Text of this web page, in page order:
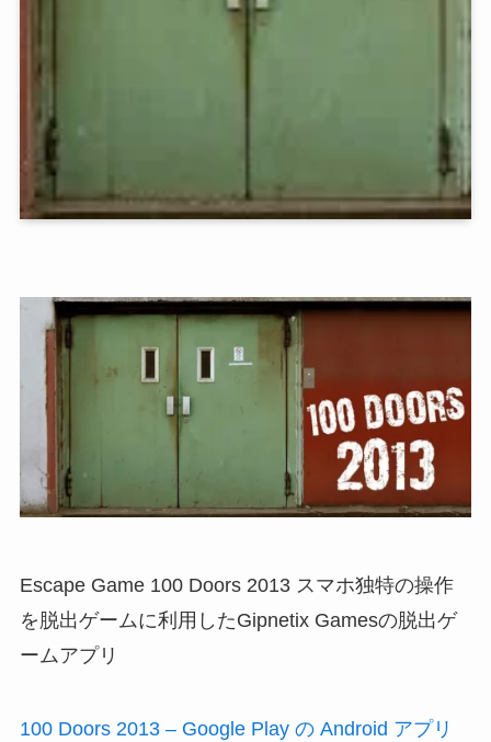
Escape Game 100 Doors 2013 スマホ独特の操作
を脱出ゲームに利用したGipnetix Gamesの脱出ゲ
ームアプリ
100 Doors 2013 – Google Play の Android アプリ